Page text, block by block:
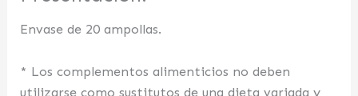
Envase de 20 ampollas.
* Los complementos alimenticios no deben
utilizarse como sustitutos de una dieta variada y